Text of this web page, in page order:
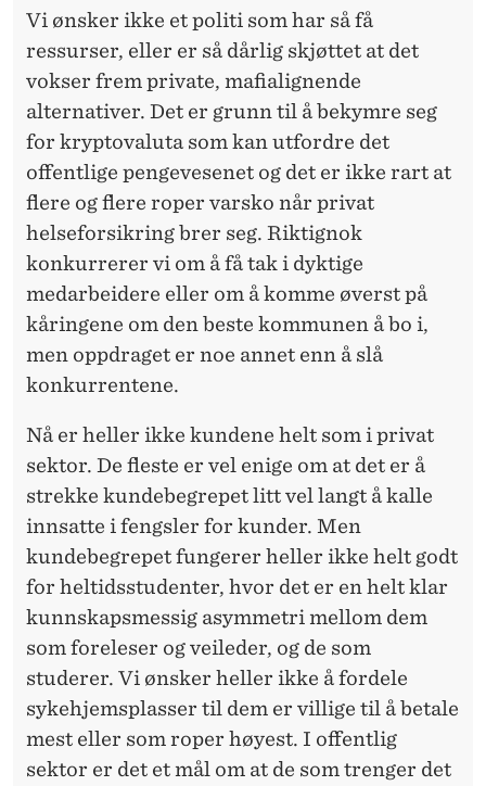
Vi ønsker ikke et politi som har så få
ressurser, eller er så dårlig skjøttet at det
vokser frem private, mafialignende
alternativer. Det er grunn til å bekymre seg
for kryptovaluta som kan utfordre det
offentlige pengevesenet og det er ikke rart at
flere og flere roper varsko når privat
helseforsikring brer seg. Riktignok
konkurrerer vi om å få tak i dyktige
medarbeidere eller om å komme øverst på
kåringene om den beste kommunen å bo i,
men oppdraget er noe annet enn å slå
konkurrentene.
Nå er heller ikke kundene helt som i privat
sektor. De fleste er vel enige om at det er å
strekke kundebegrepet litt vel langt å kalle
innsatte i fengsler for kunder. Men
kundebegrepet fungerer heller ikke helt godt
for heltidsstudenter, hvor det er en helt klar
kunnskapsmessig asymmetri mellom dem
som foreleser og veileder, og de som
studerer. Vi ønsker heller ikke å fordele
sykehjemsplasser til dem er villige til å betale
mest eller som roper høyest. I offentlig
sektor er det et mål om at de som trenger det